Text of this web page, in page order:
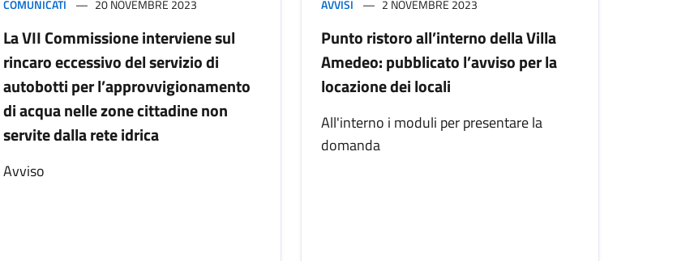
COMUNICATI 20 NOVEMBRE 2023
La VII Commissione interviene sul
rincaro eccessivo del servizio di
autobotti per l’approvvigionamento
di acqua nelle zone cittadine non
servite dalla rete idrica
Avviso
AVVISI 2 NOVEMBRE 2023
Punto ristoro all’interno della Villa
Amedeo: pubblicato l’avviso per la
locazione dei locali
All'interno i moduli per presentare la
domanda